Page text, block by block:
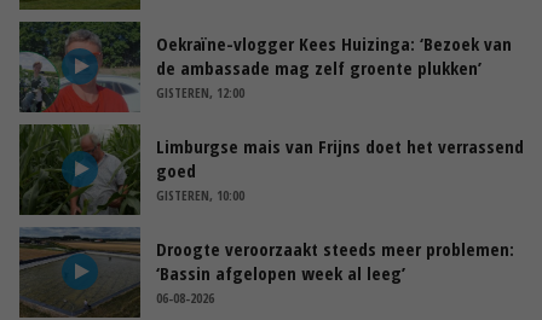
Oekraïne-vlogger Kees Huizinga: ‘Bezoek van
de ambassade mag zelf groente plukken’
GISTEREN, 12:00
Limburgse mais van Frijns doet het verrassend
goed
GISTEREN, 10:00
Droogte veroorzaakt steeds meer problemen:
‘Bassin afgelopen week al leeg’
06-08-2026